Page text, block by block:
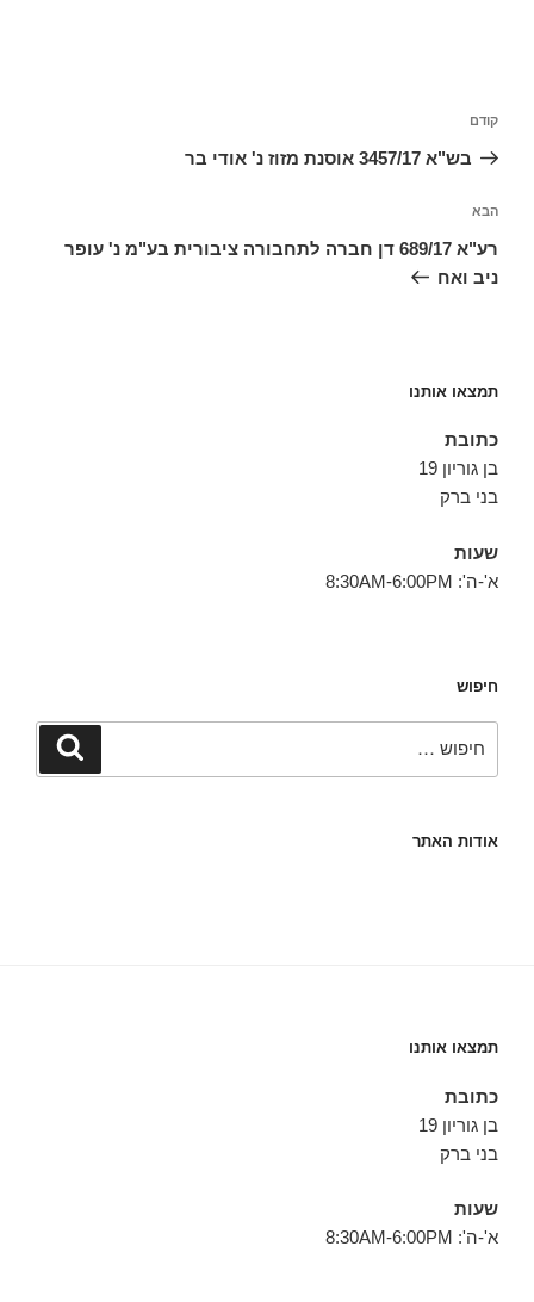
הפוסט
הקודם
קודם
בש"א 3457/17 אוסנת מזוז נ' אודי בר
הפוסט
הבא
הבא
רע"א 689/17 דן חברה לתחבורה ציבורית בע"מ נ' עופר
ניב ואח
תמצאו אותנו
כתובת
בן גוריון 19
בני ברק
שעות
א'-ה': 8:30AM-6:00PM
חיפוש
חיפוש
אודות האתר
תמצאו אותנו
כתובת
בן גוריון 19
בני ברק
שעות
א'-ה': 8:30AM-6:00PM